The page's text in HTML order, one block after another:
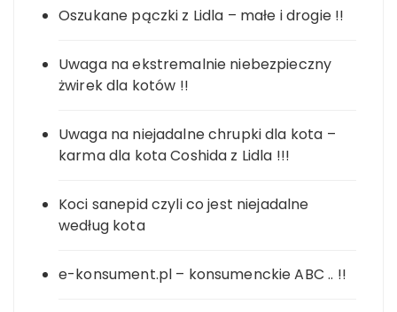
Oszukane pączki z Lidla – małe i drogie !!
Uwaga na ekstremalnie niebezpieczny
żwirek dla kotów !!
Uwaga na niejadalne chrupki dla kota –
karma dla kota Coshida z Lidla !!!
Koci sanepid czyli co jest niejadalne
według kota
e-konsument.pl – konsumenckie ABC .. !!